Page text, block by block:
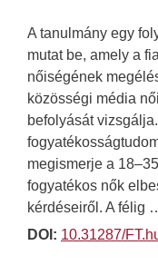
A tanulmány egy
mutat be, amely a
nőiségének
közösségi média
befolyását
megismerje a
fogyatékos nők
kérdéseiről. A félig
DOI: 10.31287/